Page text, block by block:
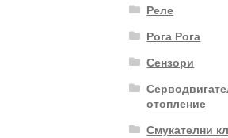
Реле
Рога Рога
Сензори
отопление
Смукателни